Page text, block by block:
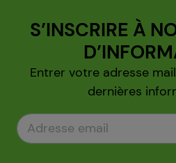
S’INSCRIRE À
Entrer votre adresse
dernières